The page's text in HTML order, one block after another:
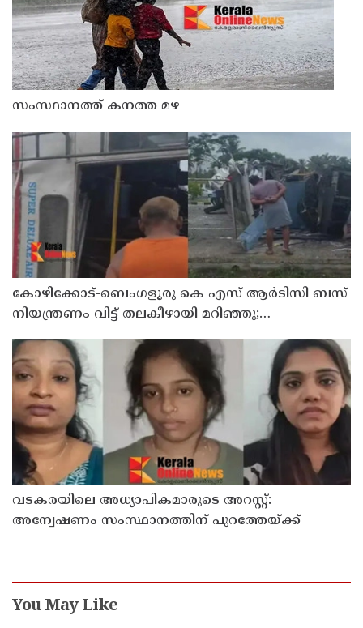
സംസ്ഥാനത്ത് കനത്ത മഴ
കോഴിക്കോട്-ബെംഗളൂരു കെ എസ് ആര്‍ടിസി ബസ്
നിയന്ത്രണം വിട്ട് തലകീഴായി മറിഞ്ഞു;
വടകരയിലെ അധ്യാപികമാരുടെ അറസ്റ്റ്:
അന്വേഷണം സംസ്ഥാനത്തിന് പുറത്തേയ്ക്ക്
You May Like